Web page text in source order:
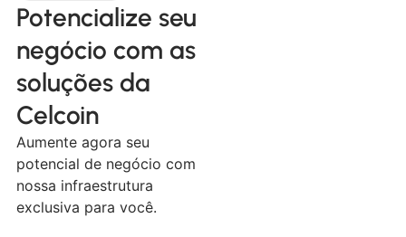
Potencialize seu
negócio com as
soluções da
Celcoin
Aumente agora seu
potencial de negócio com
nossa infraestrutura
exclusiva para você.